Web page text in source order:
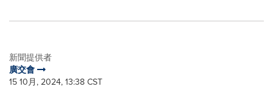
新聞提供者
廣交會
15 10月, 2024, 13:38 CST